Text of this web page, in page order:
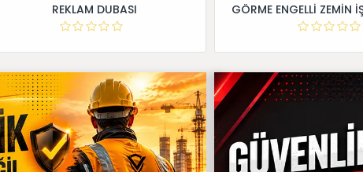
REKLAM DUBASI GÖRME ENGELLİ ZEMİN